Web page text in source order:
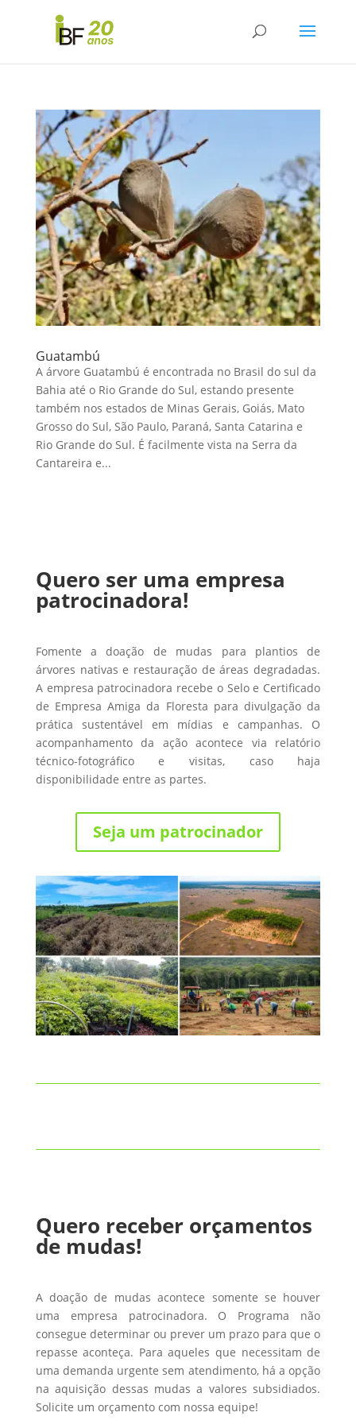
Guatambú
A árvore Guatambú é encontrada no Brasil do sul da
Bahia até o Rio Grande do Sul, estando presente
também nos estados de Minas Gerais, Goiás, Mato
Grosso do Sul, São Paulo, Paraná, Santa Catarina e
Rio Grande do Sul. É facilmente vista na Serra da
Cantareira e...
Quero ser uma empresa
patrocinadora!
Fomente a doação de mudas para plantios de
árvores nativas e restauração de áreas degradadas.
A empresa patrocinadora recebe o Selo e Certificado
de Empresa Amiga da Floresta para divulgação da
prática sustentável em mídias e campanhas. O
acompanhamento da ação acontece via relatório
técnico-fotográfico e visitas, caso haja
disponibilidade entre as partes.
Seja um patrocinador
Quero receber orçamentos
de mudas!
A doação de mudas acontece somente se houver
uma empresa patrocinadora. O Programa não
consegue determinar ou prever um prazo para que o
repasse aconteça. Para aqueles que necessitam de
uma demanda urgente sem atendimento, há a opção
na aquisição dessas mudas a valores subsidiados.
Solicite um orçamento com nossa equipe!